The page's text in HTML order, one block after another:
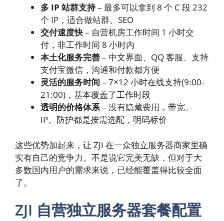
多 IP 站群支持– 最多可以拿到 8 个 C 段 232
个 IP，适合做站群、SEO
交付速度快– 自营机房工作时间 1 小时交
付，非工作时间 8 小时内
本土化服务完善– 中文界面、QQ 客服、支持
支付宝微信，沟通和付款都方便
灵活的服务时间 – 7×12 小时在线支持(9:00-
21:00)，基本覆盖了工作时段
透明的价格体系– 没有隐藏费用，带宽、
IP、防护都是按需选配，明码标价
这些优势加起来，让 ZJI 在一众独立服务器商家里确
实有自己的竞争力。不是说它完美无缺，但对于大
多数国内用户的需求来说，已经能覆盖得比较全面
了。
ZJI 自营独立服务器套餐配置